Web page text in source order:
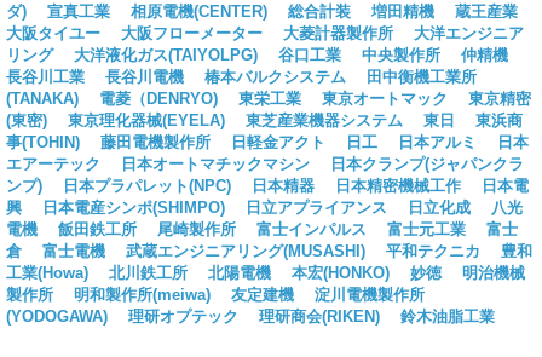
ダ)
宣真工業 相原電機(CENTER) 総合計装 増田精機
蔵王産業
大阪タイユー
大阪フローメーター 大菱計器製作所
大洋エンジニア
リング
大洋液化ガス(TAIYOLPG) 谷口工業 中央製作所
仲精機
長谷川工業
長谷川電機 椿本バルクシステム
田中衡機工業所
(TANAKA)
電菱（DENRYO) 東栄工業 東京オートマック
東京精密
(東密)
東京理化器械(EYELA) 東芝産業機器システム 東日
東浜商
事(TOHIN)
藤田電機製作所 日軽金アクト 日工 日本アルミ
日本
エアーテック
日本オートマチックマシン
日本クランプ(ジャパンクラ
ンプ)
日本プラパレット(NPC) 日本精器 日本精密機械工作
日本電
興
日本電産シンポ(SHIMPO) 日立アプライアンス 日立化成
八光
電機
飯田鉄工所 尾崎製作所 富士インパルス 富士元工業
富士
倉
富士電機 武蔵エンジニアリング(MUSASHI) 平和テクニカ
豊和
工業(Howa)
北川鉄工所 北陽電機 本宏(HONKO) 妙徳
明治機械
製作所
明和製作所(meiwa) 友定建機
淀川電機製作所
(YODOGAWA)
理研オプテック 理研商会(RIKEN) 鈴木油脂工業